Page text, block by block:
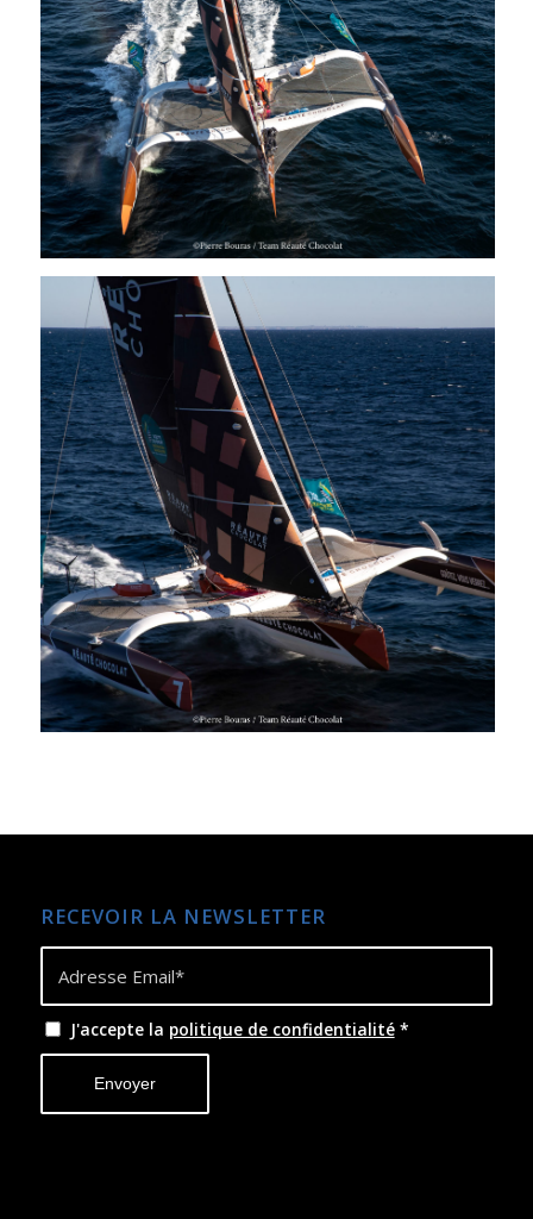
RECEVOIR LA NEWSLETTER
J'accepte la politique de confidentialité *